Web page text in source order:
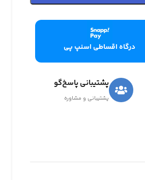
درگاه اقساطی اسنپ پی
پشتیبانی پاسخ‌گو
پشتیبانی و مشاوره